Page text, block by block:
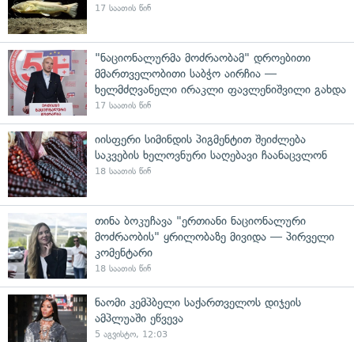
17 საათის წინ
"ნაციონალურმა მოძრაობამ" დროებითი
მმართველობითი საბჭო აირჩია —
ხელმძღვანელი ირაკლი ფავლენიშვილი გახდა
17 საათის წინ
იისფერი სიმინდის პიგმენტით შეიძლება
საკვების ხელოვნური საღებავი ჩაანაცვლონ
18 საათის წინ
თინა ბოკუჩავა "ერთიანი ნაციონალური
მოძრაობის" ყრილობაზე მივიდა — პირველი
კომენტარი
18 საათის წინ
ნაომი კემპბელი საქართველოს დიჯეის
ამპლუაში ეწვევა
5 აგვისტო, 12:03